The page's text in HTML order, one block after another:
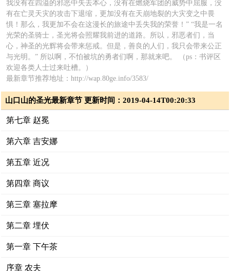
我没有在四溢的邪恶中失去本心，没有在燃烧军团的威势中屈服，没
有在亡灵天灾的攻击下退缩，更加没有在天崩地裂的大灾变之中畏
惧！那么，我更加不会在这漫长的旅途中丢失我的荣誉！” “我是一名
光荣的圣骑士，圣光将会照耀我前进的道路。所以，邪恶者们，当
心，神圣的光辉将会带来惩戒。但是，善良的人们，我只会带来公正
与光明。” 所以啊，不怕被坑的勇者们啊，那就来吧。 （ps：书评区
欢迎各类人士过来吐槽。）
最新章节推荐地址：http://wap.80ge.info/3583/
山口山的圣光最新章节 更新时间：2019-04-14T00:20:33
第七章 赵冕
第六章 吉安娜
第五章 近况
第四章 商议
第三章 塞拉摩
第二章 埋伏
第一章 下午茶
序章 农夫